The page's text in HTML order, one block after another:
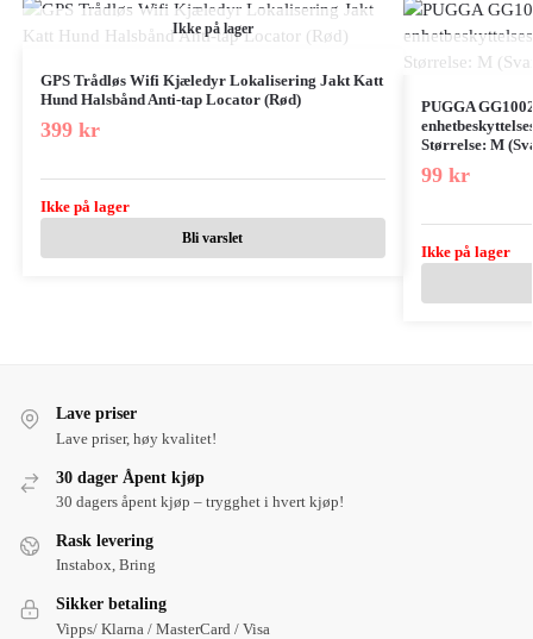
Ikke på lager
GPS Trådløs Wifi Kjæledyr Lokalisering Jakt Katt
Hund Halsbånd Anti-tap Locator (Rød)
399 kr
Ikke på lager
Bli varslet
PUGGA
Størrelse: M
99 kr
Ikke på lager
Lave priser
Lave priser, høy kvalitet!
30 dager Åpent kjøp
30 dagers åpent kjøp – trygghet i hvert kjøp!
Rask levering
Instabox, Bring
Sikker betaling
Vipps/ Klarna / MasterCard / Visa